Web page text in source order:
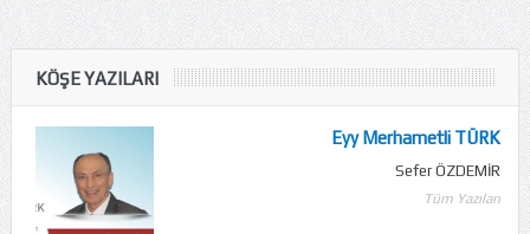
KÖŞE YAZILARI
Eyy Merhametli TÜRK
Sefer ÖZDEMİR
Tüm Yazıları